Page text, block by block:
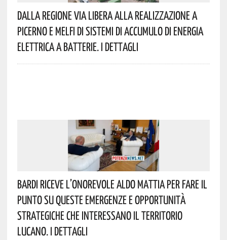
Dalla Regione Via Libera Alla Realizzazione A
Picerno E Melfi Di Sistemi Di Accumulo Di Energia
Elettrica A Batterie. I Dettagli
Bardi Riceve L’onorevole Aldo Mattia Per Fare Il
Punto Su Queste Emergenze E Opportunità
Strategiche Che Interessano Il Territorio
Lucano. I Dettagli